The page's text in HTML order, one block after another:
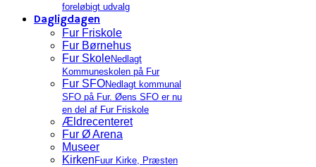
foreløbigt udvalg
Dagligdagen
Fur Friskole
Fur Børnehus
Fur SkoleNedlagt
Kommuneskolen på Fur
Fur SFONedlagt kommunal
SFO på Fur. Øens SFO er nu
en del af Fur Friskole
Ældrecenteret
Fur Ø Arena
Museer
Kirken Fuur Kirke, Præsten